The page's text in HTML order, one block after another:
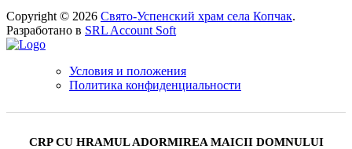
Copyright © 2026 Свято-Успенский храм села Копчак.
Разработано в SRL Account Soft
Условия и положения
Политика конфиденциальности
CRP CU HRAMUL ADORMIREA MAICII DOMNULUI